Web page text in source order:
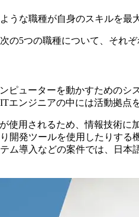
な職種が自身のスキルを最
5つの職種について、それ
ピューターを動かすための
ンジニアの中には活動拠点
用されるため、情報技術
開発ツールを使用したりす
ム導入などの案件では、日